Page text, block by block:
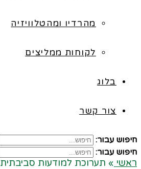
מהרדיו ומהטלוויזיה
לקוחות ממליצים
בלוג
צור קשר
חיפוש עבור:
חיפוש עבור:
ראשי » תערוכת למודעות סביבתית